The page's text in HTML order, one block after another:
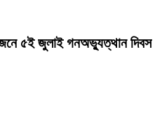
৫ই জুলাই গনঅভ্যুত্থান দিবস